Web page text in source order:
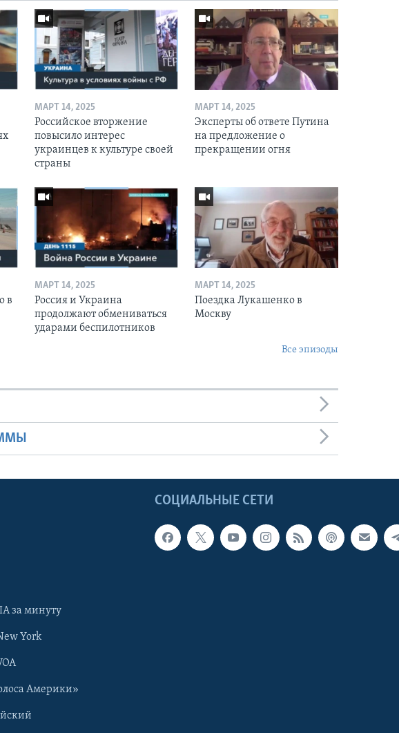
МАРТ 14, 2025
Российское вторжение
повысило интерес
украинцев к культуре своей
страны
МАРТ 14, 2025
Эксперты об ответе Путина
на предложение о
прекращении огня
в
МАРТ 14, 2025
Россия и Украина
продолжают обмениваться
ударами беспилотников
МАРТ 14, 2025
Поездка Лукашенко в
Москву
Все эпизоды
СОЦИАЛЬНЫЕ СЕТИ
за минуту
York
Америки»